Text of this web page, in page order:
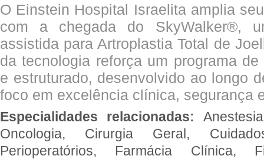
O Einstein Hospital Israelita amplia
com a chegada do SkyWalker®,
assistida para Artroplastia Total de
da tecnologia reforça um programa
e estruturado, desenvolvido ao longo
foco em excelência clínica, segurança
Especialidades relacionadas:
Oncologia, Cirurgia Geral,
Perioperatórios, Farmácia Clínica,